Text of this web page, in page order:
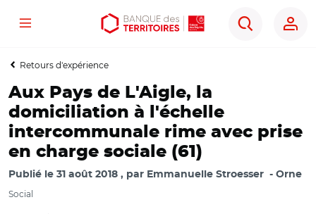
Aller
contenu
Aller
menu
Ouvrir
outils
Menu
Rechercher
Retours d'expérience
Aux Pays de L'Aigle, la
domiciliation à l'échelle
intercommunale rime avec prise
en charge sociale (61)
Publié le 31 août 2018 par Emmanuelle Stroesser Orne
Social